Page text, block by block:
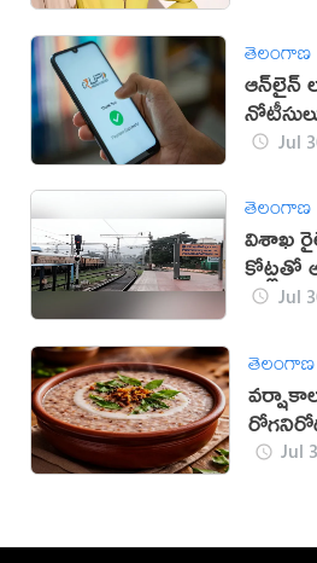
తెలంగాణ
ఆన్‌లైన్
Jul
తెలంగాణ
విశాఖ
కోట్లతో
ఆమోదం
Jul
తెలంగాణ
Jul